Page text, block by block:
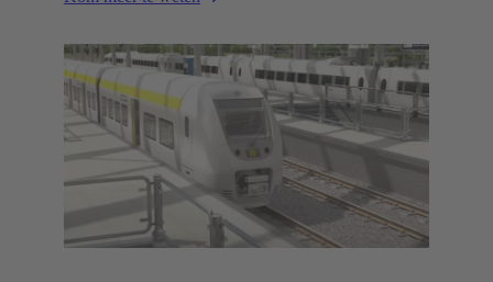
van HARTING, presenteert de Technology Group
de nieuwe IP65/67-variant van het Han®-dokframe
voor veilige verbindingen zonder visueel contact.
Het IP67-programma wordt afgerond met de nieuwe
IP67 SPE-ethernet-switch voor beveiligde
datatransmissie in ruwe omgevingen.